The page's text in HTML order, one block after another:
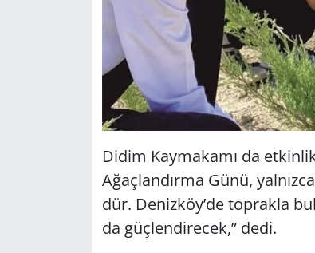
Didim Kay­ma­ka­mı da
Ağaç­lan­dır­ma Günü,
dür. De­niz­köy’de top­rak­la
da güç­len­di­recek,” dedi.